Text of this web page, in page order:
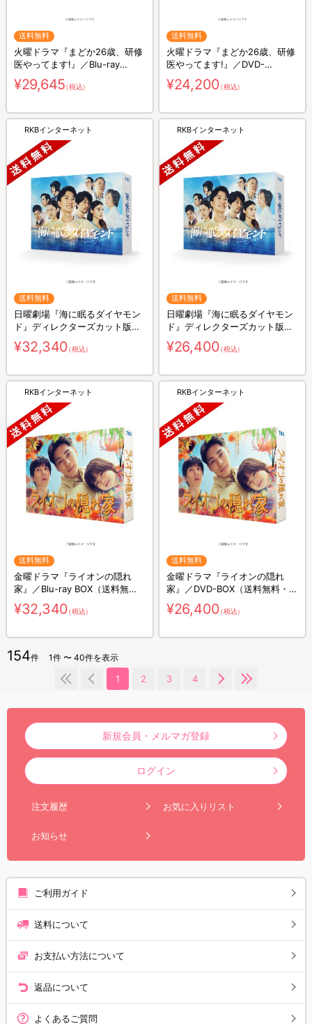
送料無料
火曜ドラマ『まどか26歳、研修
医やってます!』／Blu-ray
BOX（送料無料・4枚組）
¥29,645（税込）
送料無料
火曜ドラマ『まどか26歳、研修
医やってます!』／DVD-
BOX（送料無料・6枚組）
¥24,200（税込）
RKBインターネット
送料無料
日曜劇場『海に眠るダイヤモン
ド』ディレクターズカット版／
Blu-ray BOX（送料無料・4枚
組）
¥32,340（税込）
RKBインターネット
送料無料
日曜劇場『海に眠るダイヤモン
ド』ディレクターズカット版／
DVD-BOX（送料無料・6枚組）
¥26,400（税込）
RKBインターネット
送料無料
金曜ドラマ『ライオンの隠れ
家』／Blu-ray BOX（送料無
料・4枚組）
¥32,340（税込）
RKBインターネット
送料無料
金曜ドラマ『ライオンの隠れ
家』／DVD-BOX（送料無料・6
枚組）
¥26,400（税込）
154件 1件 〜 40件を表示
1 2 3 4
新規会員・メルマガ登録
ログイン
注文履歴 お気に入りリスト
お知らせ
ご利用ガイド
送料について
お支払い方法について
返品について
よくあるご質問